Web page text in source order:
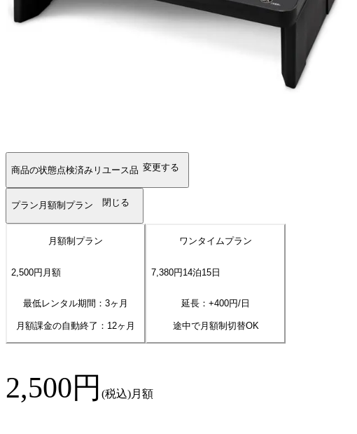
商品の状態点検済みリユース品 変更する
プラン 月額制プラン 閉じる
月額制プラン
2,500円 月額
最低レンタル期間：3ヶ月
月額課金の自動終了： 12ヶ月
ワンタイムプラン
7,380円14泊15日
延長：+400円/日
途中で月額制切替OK
2,500円 (税込)月額